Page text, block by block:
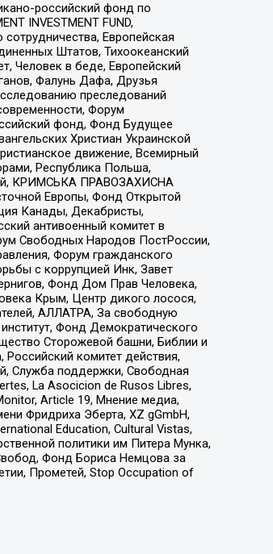
российский фонд по
INVESTMENT FUND,
Европейская
Штатов, Тихоокеанский
Человек в беде, Европейский
Фалунь Дафа, Друзья
преследований
Форум
фонд, Фонд Будущее
Христиан Украинской
движение, Всемирный
Республика Польша,
КРИМСЬКА ПРАВОЗАХИСНА
Европы, Фонд Открытой
Канады, Декабристы,
антивоенный комитет в
Свободных Народов ПостРоссии,
Форум гражданского
с коррупцией Инк, Завет
Фонд Дом Прав Человека,
Крым, Центр дикого лосося,
АЛЛАТРА, За свободную
Фонд Демократического
Сторожевой башни, Библии и
комитет действия,
Служба поддержки, Свободная
La Asocicion de Rusos Libres,
Article 19, Мнение медиа,
Фридриха Эберта, XZ gGmbH,
Education, Cultural Vistas,
политики им Питера Мунка,
Фонд Бориса Немцова за
Прометей, Stop Occupation of